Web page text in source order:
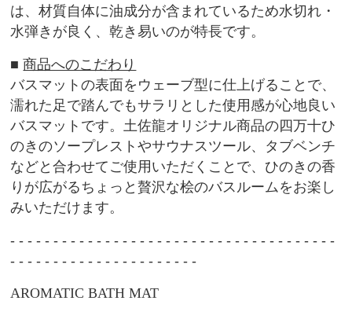
は、材質自体に油成分が含まれているため水切れ・
水弾きが良く、乾き易いのが特長です。
■商品へのこだわり
バスマットの表面をウェーブ型に仕上げることで、
濡れた足で踏んでもサラリとした使用感が心地良い
バスマットです。土佐龍オリジナル商品の四万十ひ
のきのソープレストやサウナスツール、 タブベンチ
などと合わせてご使用いただくことで、ひのきの香
りが広がるちょっと贅沢な桧のバスルームをお楽し
みいただけます。
- - - - - - - - - - - - - - - - - - - - - - - - - - - - - - - - - - - - - -
- - - - - - - - - - - - - - - - - - - - - -
AROMATIC BATH MAT